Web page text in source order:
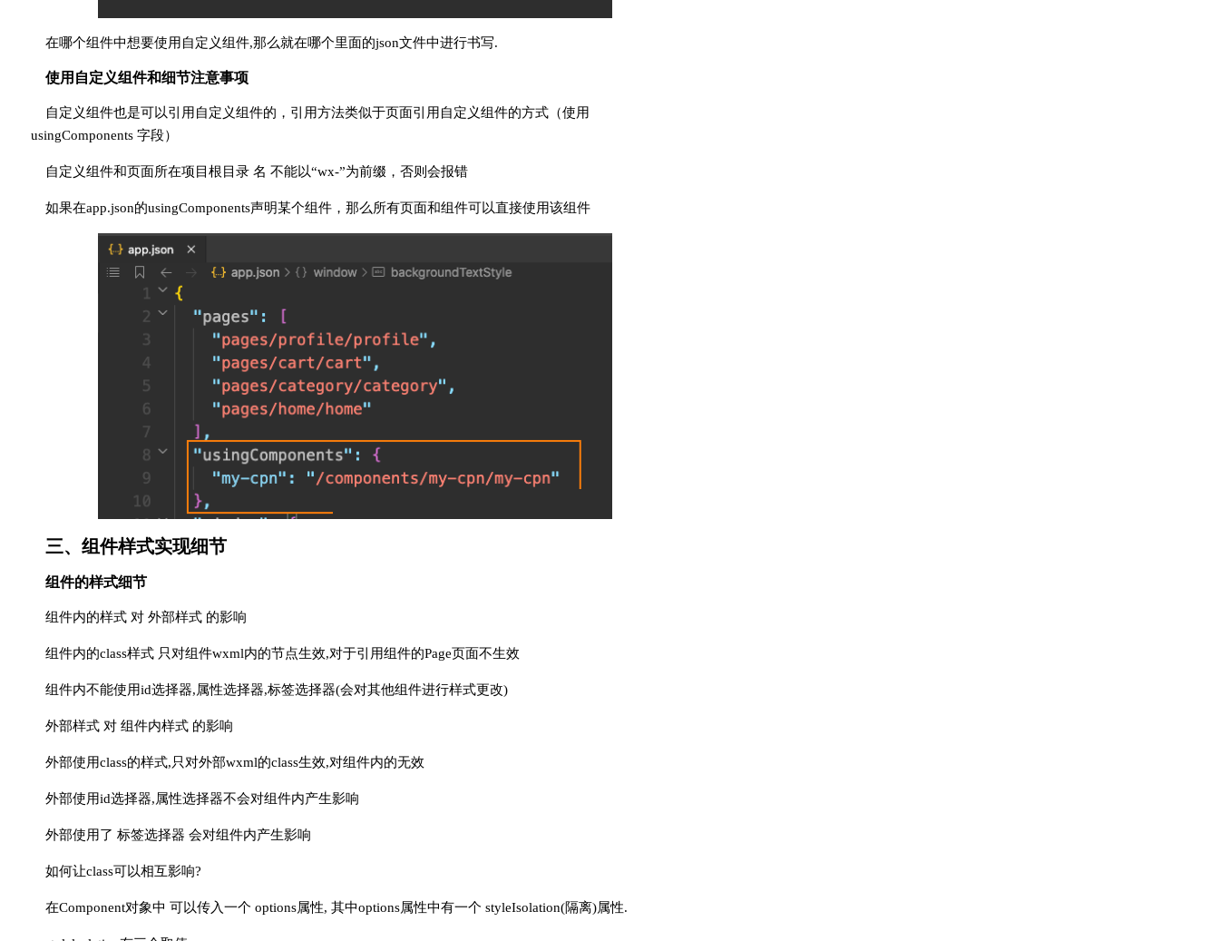
在哪个组件中想要使用自定义组件,那么就在哪个里面的json文件中进行书写.
使用自定义组件和细节注意事项
自定义组件也是可以引用自定义组件的，引用方法类似于页面引用自定义组件的方式（使用
usingComponents 字段）
自定义组件和页面所在项目根目录 名 不能以“wx-”为前缀，否则会报错
如果在app.json的usingComponents声明某个组件，那么所有页面和组件可以直接使用该组件
三、组件样式实现细节
组件的样式细节
组件内的样式 对 外部样式 的影响
组件内的class样式 只对组件wxml内的节点生效,对于引用组件的Page页面不生效
组件内不能使用id选择器,属性选择器,标签选择器(会对其他组件进行样式更改)
外部样式 对 组件内样式 的影响
外部使用class的样式,只对外部wxml的class生效,对组件内的无效
外部使用id选择器,属性选择器不会对组件内产生影响
外部使用了 标签选择器 会对组件内产生影响
如何让class可以相互影响?
在Component对象中 可以传入一个 options属性, 其中options属性中有一个 styleIsolation(隔离)属性.